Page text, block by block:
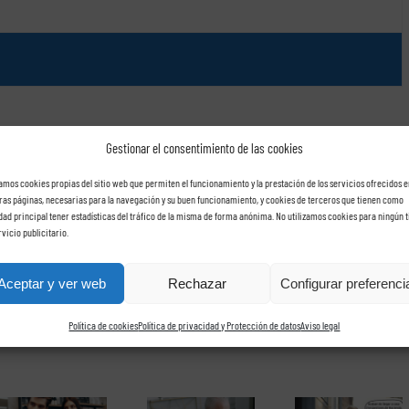
Gestionar el consentimiento de las cookies
cookies propias del sitio web que permiten el funcionamiento y la prestación de los servicios ofrecidos
páginas, necesarias para la navegación y su buen funcionamiento, y cookies de terceros que tienen como
principal tener estadísticas del tráfico de la misma de forma anónima. No utilizamos cookies para ningún
publicitario.
y ver web Rechazar Configurar
Política de cookiesPolítica de privacidad y Protección de datosAviso legal
Supremo